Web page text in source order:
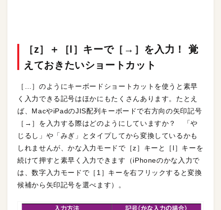
［z］＋［l］キーで［→］を入力！ 覚
えておきたいショートカット
［…］のようにキーボードショートカットを使うと素早
く入力できる記号はほかにもたくさんあります。たとえ
ば、MacやiPadのJIS配列キーボードで右方向の矢印記号
［→］を入力する際はどのようにしていますか？ 「や
じるし」や「みぎ」とタイプしてから変換しているかも
しれませんが、かな入力モードで［z］キーと［l］キーを
続けて押すと素早く入力できます（iPhoneのかな入力で
は、数字入力モードで［1］キーを右フリックすると変換
候補から矢印記号を選べます）。